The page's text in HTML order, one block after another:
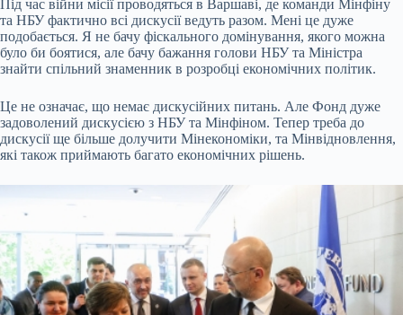
Під час війни місії проводяться в Варшаві, де команди Мінфіну
та НБУ фактично всі дискусії ведуть разом. Мені це дуже
подобається. Я не бачу фіскального домінування, якого можна
було би боятися, але бачу бажання голови НБУ та Міністра
знайти спільний знаменник в розробці економічних політик.
Це не означає, що немає дискусійних питань. Але Фонд дуже
задоволений дискусією з НБУ та Мінфіном. Тепер треба до
дискусії ще більше долучити Мінекономіки, та Мінвідновлення,
які також приймають багато економічних рішень.